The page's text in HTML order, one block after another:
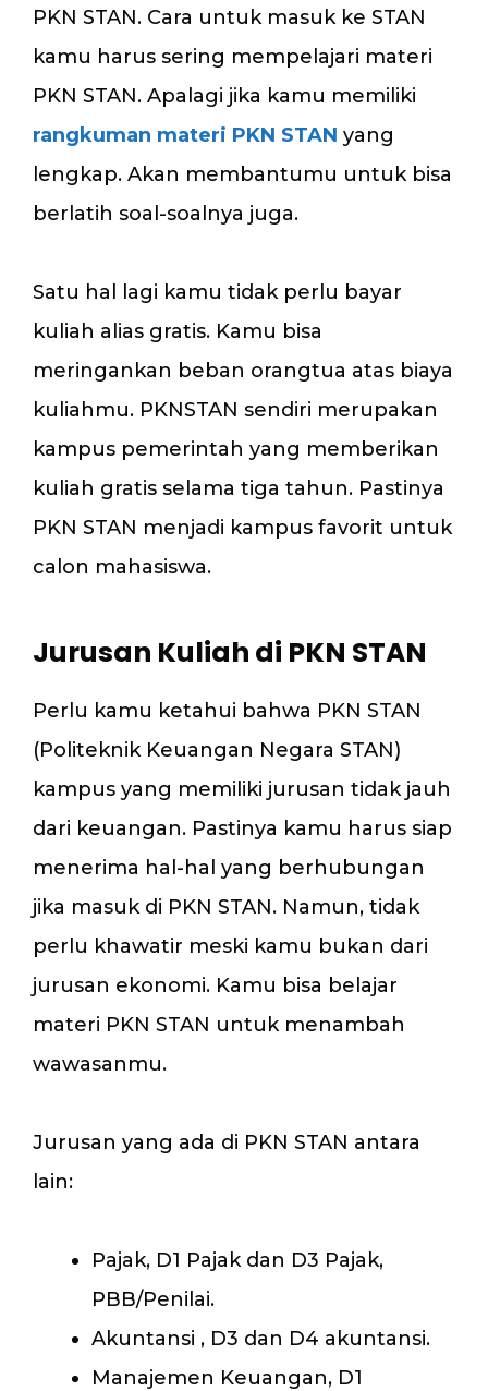
PKN STAN. Cara untuk masuk ke STAN
kamu harus sering mempelajari materi
PKN STAN. Apalagi jika kamu memiliki
rangkuman materi PKN STAN yang
lengkap. Akan membantumu untuk bisa
berlatih soal-soalnya juga.
Satu hal lagi kamu tidak perlu bayar
kuliah alias gratis. Kamu bisa
meringankan beban orangtua atas biaya
kuliahmu. PKNSTAN sendiri merupakan
kampus pemerintah yang memberikan
kuliah gratis selama tiga tahun. Pastinya
PKN STAN menjadi kampus favorit untuk
calon mahasiswa.
Jurusan Kuliah di PKN STAN
Perlu kamu ketahui bahwa PKN STAN
(Politeknik Keuangan Negara STAN)
kampus yang memiliki jurusan tidak jauh
dari keuangan. Pastinya kamu harus siap
menerima hal-hal yang berhubungan
jika masuk di PKN STAN. Namun, tidak
perlu khawatir meski kamu bukan dari
jurusan ekonomi. Kamu bisa belajar
materi PKN STAN untuk menambah
wawasanmu.
Jurusan yang ada di PKN STAN antara
lain:
Pajak, D1 Pajak dan D3 Pajak,
PBB/Penilai.
Akuntansi , D3 dan D4 akuntansi.
Manajemen Keuangan, D1